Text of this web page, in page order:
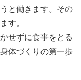
と働きます。その
す。
せずに食事をとる
体づくりの第一歩